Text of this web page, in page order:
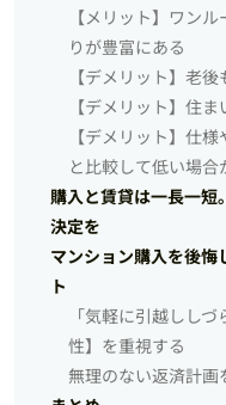
【メリット】ワン
りが豊富にある
【デメリット】老
【デメリット】住
【デメリット】仕
と比較して低い場合
購入と賃貸は一長一短
決定を
マンション購入を後悔
ト
「気軽に引越しし
性】を重視する
無理のない返済計画